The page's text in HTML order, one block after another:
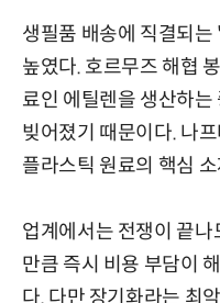
생필품 배송에 직결되
높였다. 호르무즈 해협
료인 에틸렌을 생산하는
빚어졌기 때문이다. 나
플라스틱 원료의 핵심
업계에서는 전쟁이 끝
만큼 즉시 비용 부담이
다. 다만 장기화라는 최